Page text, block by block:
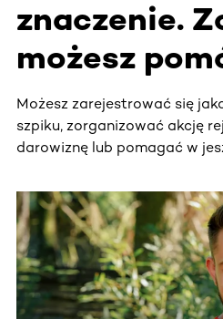
znaczenie.
możesz
Możesz zarejestrować się
szpiku, zorganizować akcję
darowiznę lub pomagać w
Ta sekcja zawiera treści